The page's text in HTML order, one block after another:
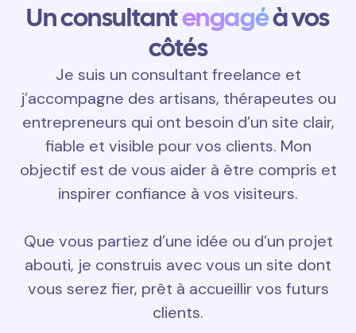
Un consultantengagéà vos
côtés
Je suis un consultant freelance et
j’accompagne des artisans, thérapeutes ou
entrepreneurs qui ont besoin d’un site clair,
fiable et visible pour vos clients. Mon
objectif est de vous aider à être compris et
inspirer confiance à vos visiteurs.
Que vous partiez d’une idée ou d’un projet
abouti, je construis avec vous un site dont
vous serez fier, prêt à accueillir vos futurs
clients.